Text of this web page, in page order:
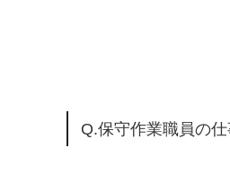
Q.保守作業職員の